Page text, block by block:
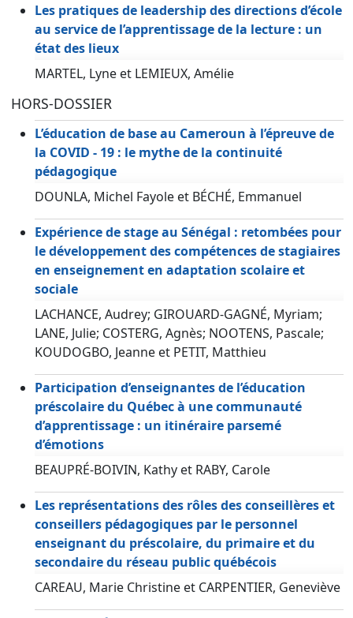
Les pratiques de leadership des directions d’école
au service de l’apprentissage de la lecture : un
état des lieux
MARTEL, Lyne et LEMIEUX, Amélie
HORS-DOSSIER
L’éducation de base au Cameroun à l’épreuve de
la COVID - 19 : le mythe de la continuité
pédagogique
DOUNLA, Michel Fayole et BÉCHÉ, Emmanuel
Expérience de stage au Sénégal : retombées pour
le développement des compétences de stagiaires
en enseignement en adaptation scolaire et
sociale
LACHANCE, Audrey; GIROUARD-GAGNÉ, Myriam;
LANE, Julie; COSTERG, Agnès; NOOTENS, Pascale;
KOUDOGBO, Jeanne et PETIT, Matthieu
Participation d’enseignantes de l’éducation
préscolaire du Québec à une communauté
d’apprentissage : un itinéraire parsemé
d’émotions
BEAUPRÉ-BOIVIN, Kathy et RABY, Carole
Les représentations des rôles des conseillères et
conseillers pédagogiques par le personnel
enseignant du préscolaire, du primaire et du
secondaire du réseau public québécois
CAREAU, Marie Christine et CARPENTIER, Geneviève